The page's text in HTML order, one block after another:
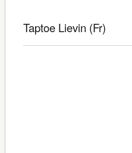
Taptoe Lievin (Fr)